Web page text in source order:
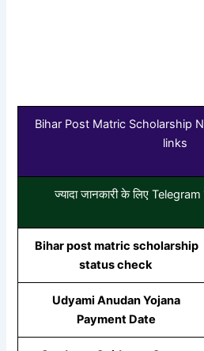
Bihar Post Matric Scholarship
links
ज्यादा जानकारी के लिए
Bihar post matric scholarship
status check
Udyami Anudan Yojana
Payment Date